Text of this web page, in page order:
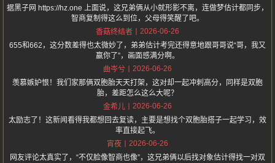
据黑子网 https://hz.one 上面说，这兄弟俩从小就形影不离，连做梦估计都同步，
智商复制得这么到位，父母得笑醒了吧。
香菇终结者
2026-06-26
655和662，这分数差得也太微妙了，弟弟估计考完还得意地跟哥哥说“哥，我又
赢你了”，画面感满分啊。
曲岑兮
2026-06-26
羡慕嫉妒恨！我们家那俩双胞胎天天打架，这对却一起冲刺高分，同样是双胞
胎，差距怎么这么大呢？
金希儿
2026-06-26
太励志了！这新闻看得我都想回去复读，主要是想找个双胞胎搭子一起学习，效
率直接起飞。
宵夜
2026-06-26
网友评论太真实了，“不仅脸像智商也像”，这兄弟俩以后找对象估计得找一对双